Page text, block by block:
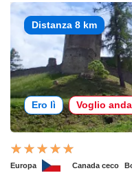
Distanza 8 km
Ero lì Voglio
Europa Canada ceco